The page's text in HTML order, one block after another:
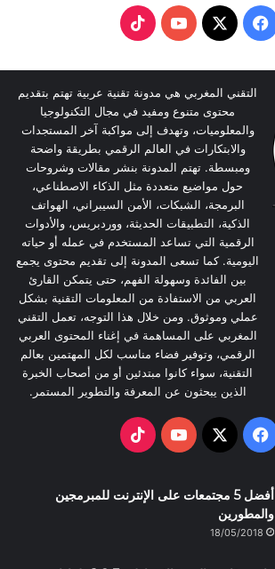
F
c
e
b
o
o
k
X
Y
u
T
u
b
e
T
k
T
o
k
التقني المغربي هي مدونة تقنية عربية تهتم بتقديم
محتوى متنوع ومفيد في مجال التكنولوجيا
والمعلوميات، وتهدف إلى مواكبة آخر المستجدات
والابتكارات في العالم الرقمي بطريقة واضحة
ومبسطة. تهتم المدونة بنشر مقالات وشروحات
حول مواضيع متعددة مثل الذكاء الاصطناعي،
البرمجة، الشبكات، الأمن السيبراني، الهواتف
الذكية، التطبيقات الحديثة، ووردبريس، والأدوات
الرقمية التي تساعد المستخدم في عمله أو حياته
اليومية. كما تسعى المدونة إلى تقديم محتوى يجمع
بين الفائدة وسهولة الفهم، حتى يتمكن القارئ
العربي من الاستفادة من المعلومات التقنية بشكل
عملي وموثوق. ومن خلال هذا التوجه، تعمل التقني
المغربي على المساهمة في إغناء المحتوى العربي
الرقمي، وتوفير فضاء مناسب لكل المهتمين بعالم
التقنية، سواء كانوا مبتدئين أو من أصحاب الخبرة
الذين يبحثون عن المعرفة والتطوير المستمر.
Facebook
X
YouTube
TikTok
أفضل 5 مجتمعات على الإنترنت للمبرمجين
والمطورين
18/05/2018